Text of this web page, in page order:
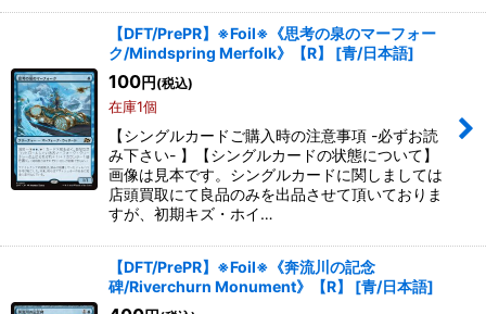
【DFT/PrePR】※Foil※《思考の泉のマーフォー
ク/Mindspring Merfolk》【R】
[青/日本語]
100円 (税込)
在庫1個
【シングルカードご購入時の注意事項 -必ずお読
み下さい- 】【シングルカードの状態について】
画像は見本です。シングルカードに関しましては
店頭買取にて良品のみを出品させて頂いておりま
すが、初期キズ・ホイ…
【DFT/PrePR】※Foil※《奔流川の記念
碑/Riverchurn Monument》【R】
[青/日本語]